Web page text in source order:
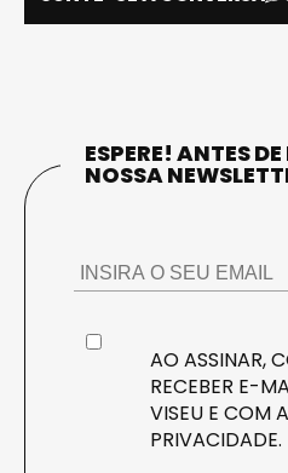
ESPERE! ANTES
NOSSA
AO ASSINAR,
RECEBER E-
VISEU E COM A
PRIVACIDADE.